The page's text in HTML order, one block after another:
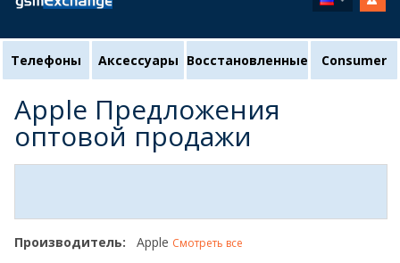
Телефоны Аксессуары Восстановленные Consumer
Apple Предложения
оптовой продажи
Производитель: Apple Смотреть все